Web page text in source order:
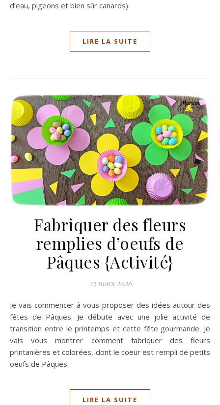
d’eau, pigeons et bien sûr canards).
LIRE LA SUITE
Fabriquer des fleurs
remplies d’oeufs de
Pâques {Activité}
23 mars 2026
Je vais commencer à vous proposer des idées autour des
fêtes de Pâques. Je débute avec une jolie activité de
transition entre le printemps et cette fête gourmande. Je
vais vous montrer comment fabriquer des fleurs
printanières et colorées, dont le coeur est rempli de petits
oeufs de Pâques.
LIRE LA SUITE